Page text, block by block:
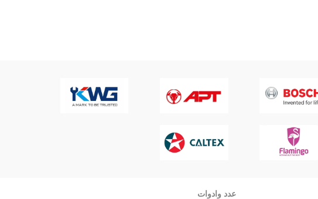
عدد وادوات